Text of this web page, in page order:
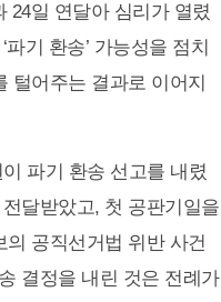
24일 연달아 심리가 열렸
기 환송’ 가능성을 점치
털어주는 결과로 이어지
파기 환송 선고를 내렸
달받았고, 첫 공판기일을
공직선거법 위반 사건
결정을 내린 것은 전례가